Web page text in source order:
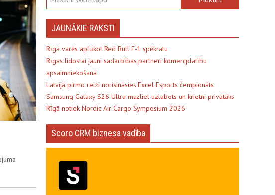
JAUNĀKIE RAKSTI
Rīgā varēs aplūkot Red Bull F-1 spēkratu
Rīgas lidostai jauni sadarbības partneri komercplatību
apsaimniekošanā
Latvijā pirmo reizi norisināsies Excel Esports čempionāts
Samsung Galaxy S26 Ultra mazliet uzlabots un krietni privātāks
Rīgā notiek Nordic Air Cargo Symposium 2026
Scoro CRM biznesa vadība